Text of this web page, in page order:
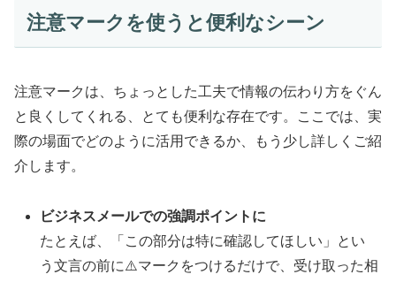
注意マークを使うと便利なシーン
注意マークは、ちょっとした工夫で情報の伝わり方をぐん
と良くしてくれる、とても便利な存在です。ここでは、実
際の場面でどのように活用できるか、もう少し詳しくご紹
介します。
ビジネスメールでの強調ポイントに
たとえば、「この部分は特に確認してほしい」とい
う文言の前に⚠️マークをつけるだけで、受け取った相